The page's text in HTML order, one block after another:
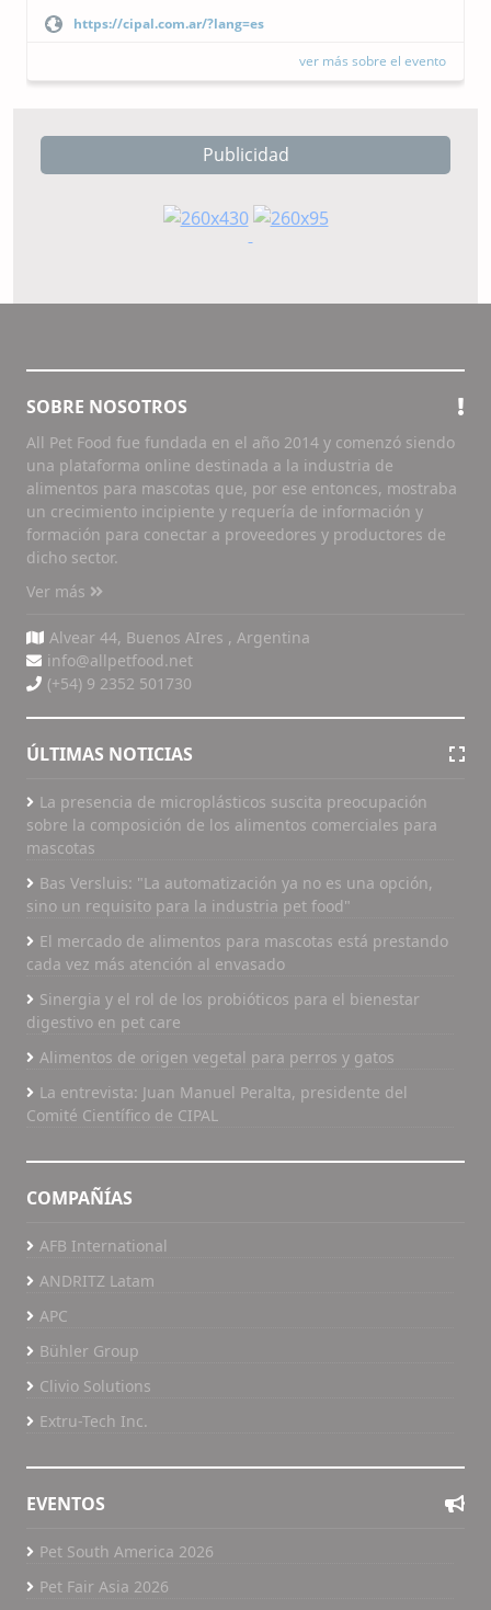
https://cipal.com.ar/?lang=es
ver más sobre el evento
Publicidad
SOBRE NOSOTROS
All Pet Food fue fundada en el año 2014 y comenzó siendo
una plataforma online destinada a la industria de
alimentos para mascotas que, por ese entonces, mostraba
un crecimiento incipiente y requería de información y
formación para conectar a proveedores y productores de
dicho sector.
Ver más
Alvear 44, Buenos AIres , Argentina
info@allpetfood.net
(+54) 9 2352 501730
ÚLTIMAS NOTICIAS
La presencia de microplásticos suscita preocupación
sobre la composición de los alimentos comerciales para
mascotas
Bas Versluis: "La automatización ya no es una opción,
sino un requisito para la industria pet food"
El mercado de alimentos para mascotas está prestando
cada vez más atención al envasado
Sinergia y el rol de los probióticos para el bienestar
digestivo en pet care
Alimentos de origen vegetal para perros y gatos
La entrevista: Juan Manuel Peralta, presidente del
Comité Científico de CIPAL
COMPAÑÍAS
AFB International
ANDRITZ Latam
APC
Bühler Group
Clivio Solutions
Extru-Tech Inc.
EVENTOS
Pet South America 2026
Pet Fair Asia 2026